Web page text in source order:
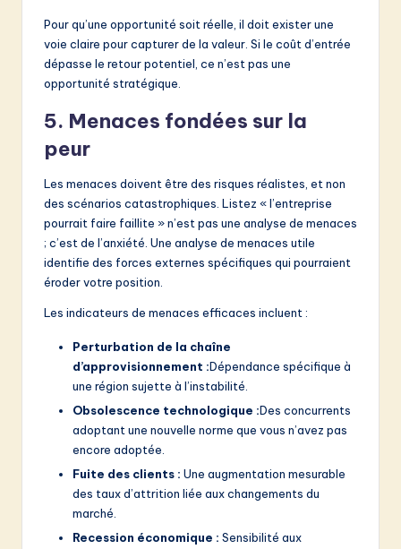
Pour qu’une opportunité soit réelle, il doit exister une
voie claire pour capturer de la valeur. Si le coût d’entrée
dépasse le retour potentiel, ce n’est pas une
opportunité stratégique.
5. Menaces fondées sur la
peur
Les menaces doivent être des risques réalistes, et non
des scénarios catastrophiques. Listez « l’entreprise
pourrait faire faillite » n’est pas une analyse de menaces
; c’est de l’anxiété. Une analyse de menaces utile
identifie des forces externes spécifiques qui pourraient
éroder votre position.
Les indicateurs de menaces efficaces incluent :
Perturbation de la chaîne
d’approvisionnement :Dépendance spécifique à
une région sujette à l’instabilité.
Obsolescence technologique :Des concurrents
adoptant une nouvelle norme que vous n’avez pas
encore adoptée.
Fuite des clients : Une augmentation mesurable
des taux d’attrition liée aux changements du
marché.
Recession économique : Sensibilité aux